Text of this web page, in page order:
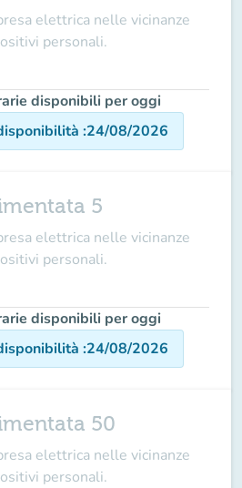
elettrica nelle vicinanze
personali.
disponibili per oggi
:24/08/2026
5
elettrica nelle vicinanze
personali.
disponibili per oggi
:24/08/2026
50
elettrica nelle vicinanze
personali.